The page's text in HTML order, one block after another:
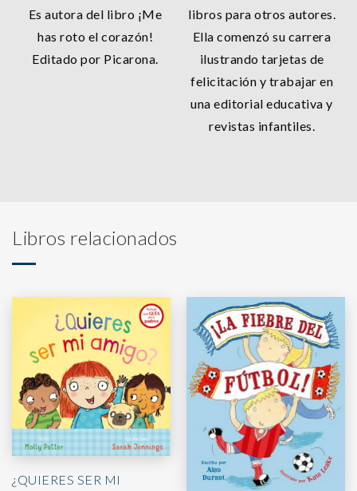
Es autora del libro ¡Me
has roto el corazón!
Editado por Picarona.
libros para otros autores.
Ella comenzó su carrera
ilustrando tarjetas de
felicitación y trabajar en
una editorial educativa y
revistas infantiles.
Libros relacionados
¿QUIERES SER MI